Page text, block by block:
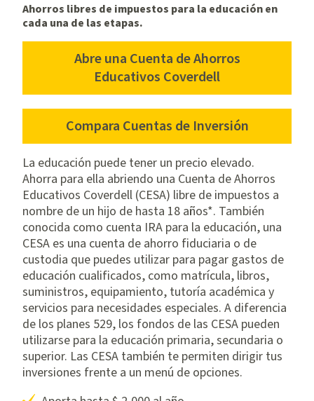
Ahorros libres de impuestos para la educación en
cada una de las etapas.
Abre una Cuenta de Ahorros
Educativos Coverdell
for
Coverdell
Education
Savings
Compara Cuentas de Inversión
La educación puede tener un precio elevado.
Ahorra para ella abriendo una Cuenta de Ahorros
Educativos Coverdell (CESA) libre de impuestos a
nombre de un hijo de hasta 18 años*. También
conocida como cuenta IRA para la educación, una
CESA es una cuenta de ahorro fiduciaria o de
custodia que puedes utilizar para pagar gastos de
educación cualificados, como matrícula, libros,
suministros, equipamiento, tutoría académica y
servicios para necesidades especiales. A diferencia
de los planes 529, los fondos de las CESA pueden
utilizarse para la educación primaria, secundaria o
superior. Las CESA también te permiten dirigir tus
inversiones frente a un menú de opciones.